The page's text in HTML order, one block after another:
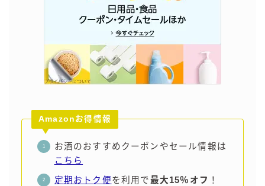
Amazonお得情報
お酒のおすすめクーポンやセール情報は
こちら
定期おトク便を利用で最大15％オフ ！